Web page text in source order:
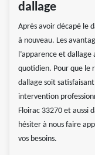
dallage
Après avoir décapé le
à nouveau. Les
l’apparence et
quotidien. Pour que le
dallage soit
intervention
Floirac 33270 et aussi
hésiter à nous faire
vos besoins.